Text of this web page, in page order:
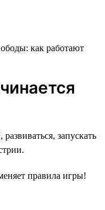
запускать
правила игры!